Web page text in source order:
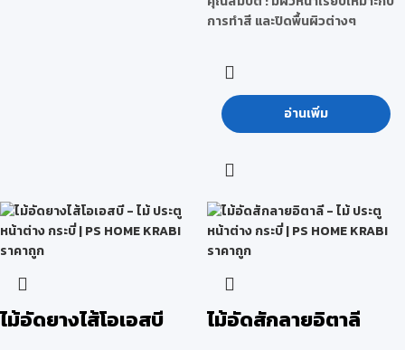
การทำสี และปิดพื้นผิวต่างๆ
อ่านเพิ่ม
ไม้อัดยางไส้โอเอสบี ไม้อัดสักลายอิตาลี